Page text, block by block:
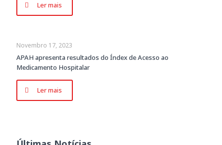
Ler mais
Novembro 17, 2023
APAH apresenta resultados do Índex de Acesso ao
Medicamento Hospitalar
Ler mais